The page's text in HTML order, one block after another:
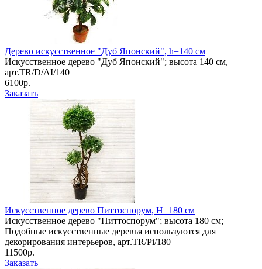
Дерево искусственное "Дуб Японский", h=140 см
Искусственное дерево "Дуб Японский"; высота 140 см,
арт.TR/D/AI/140
6100р.
Заказать
Искусственное дерево Питтоспорум, Н=180 см
Искусственное дерево "Питтоспорум"; высота 180 см;
Подобные искусственные деревья используются для
декорирования интерьеров, арт.TR/Pi/180
11500р.
Заказать